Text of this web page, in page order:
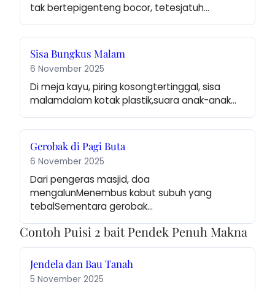
tak bertepigenteng bocor, tetesjatuh…
Sisa Bungkus Malam
6 November 2025
Di meja kayu, piring kosongtertinggal, sisa
malamdalam kotak plastik,suara anak-anak…
Gerobak di Pagi Buta
6 November 2025
Dari pengeras masjid, doa
mengalunMenembus kabut subuh yang
tebalSementara gerobak…
Contoh Puisi 2 bait Pendek Penuh Makna
Jendela dan Bau Tanah
5 November 2025